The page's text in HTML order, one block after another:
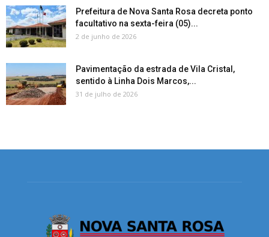
Prefeitura de Nova Santa Rosa decreta ponto
facultativo na sexta-feira (05)...
2 de junho de 2026
Pavimentação da estrada de Vila Cristal,
sentido à Linha Dois Marcos,...
31 de julho de 2026